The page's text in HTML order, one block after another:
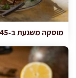
מוסקה משגעת ב-45 דקות, בלי טיגון שמכביד